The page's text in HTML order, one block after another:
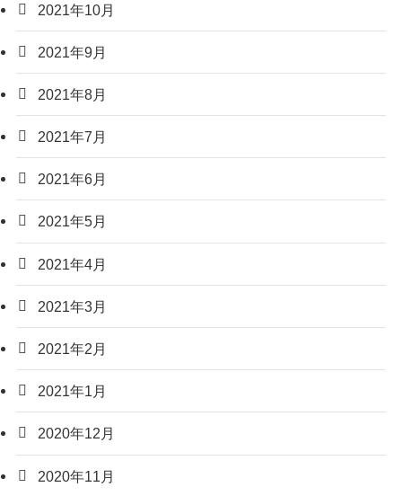
2021年10月
2021年9月
2021年8月
2021年7月
2021年6月
2021年5月
2021年4月
2021年3月
2021年2月
2021年1月
2020年12月
2020年11月